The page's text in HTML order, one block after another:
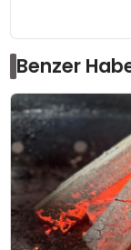
Benzer